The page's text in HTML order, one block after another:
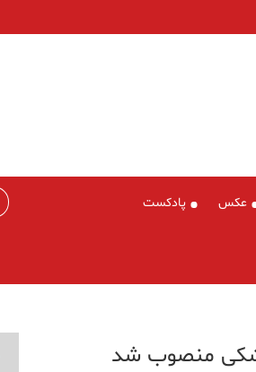
عکس پادکست
منصوب شد